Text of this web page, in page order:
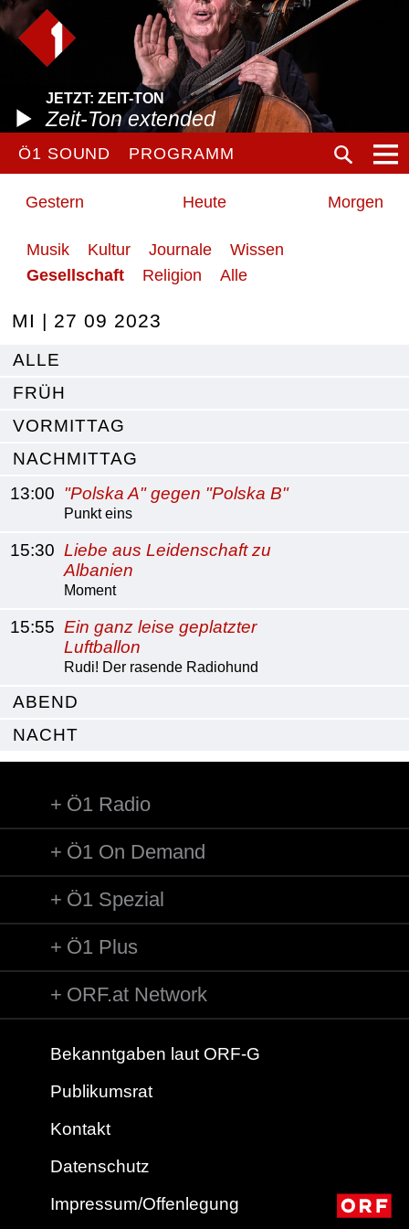
JETZT: ZEIT-TON
Zeit-Ton extended
Ö1 SOUND PROGRAMM
Gestern Heute Morgen
Musik Kultur Journale
Wissen
Gesellschaft
Religion Alle
MI | 27 09 2023
ALLE
FRÜH
VORMITTAG
NACHMITTAG
13:00 "Polska A" gegen "Polska B"
Punkt eins
15:30 Liebe aus Leidenschaft zu
Albanien
Moment
15:55 Ein ganz leise geplatzter
Luftballon
Rudi! Der rasende Radiohund
ABEND
NACHT
Ö1 Radio
Ö1 On Demand
Ö1 Spezial
Ö1 Plus
ORF.at Network
Bekanntgaben laut ORF-G
Publikumsrat
Kontakt
Datenschutz
Impressum/Offenlegung